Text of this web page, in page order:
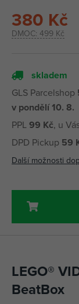
DMOC: 499 Kč
380 Kč
skladem
GLS Parcelshop
v pondělí 10. 8.
PPL99 Kč, u
DPD Pickup 59
Další možnosti
LEGO®
BeatBox